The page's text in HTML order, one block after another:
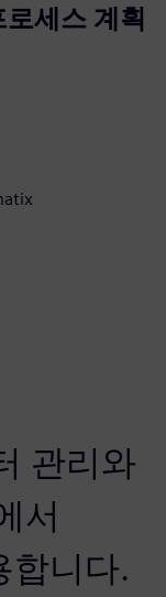
세스 계획
관리와
서
합니다.